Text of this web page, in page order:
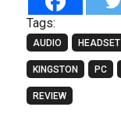
Tags:
AUDIO HEADSET
KINGSTON PC
REVIEW